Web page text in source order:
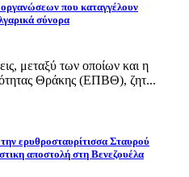
που καταγγέλουν
σύνορα
μεταξύ των οποίων και η
Θράκης (ΕΠΒΘ), ζητ...
ερυθροσταυρίτισσα Σταυρού
αποστολή στη Βενεζουέλα